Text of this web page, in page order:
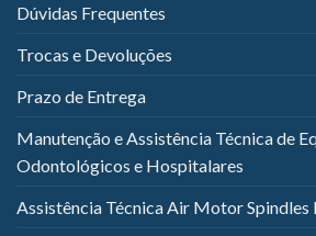
Dúvidas Frequentes
Trocas e Devoluções
Prazo de Entrega
Manutenção e Assistência Técnica de
Odontológicos e Hospitalares
Assistência Técnica Air Motor Spindles